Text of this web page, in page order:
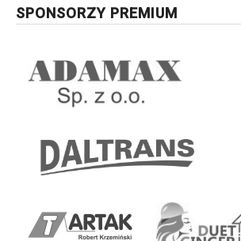
SPONSORZY PREMIUM